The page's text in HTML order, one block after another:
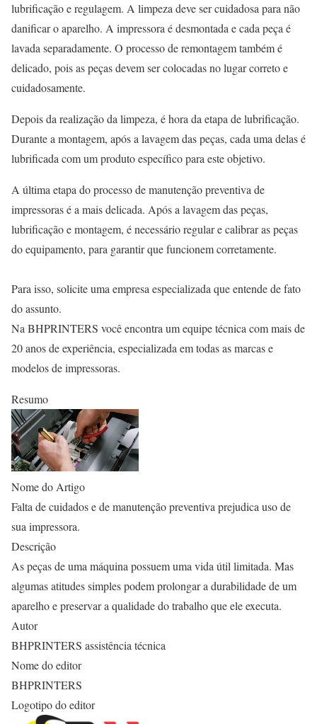
lubrificação e regulagem. A limpeza deve ser cuidadosa para não
danificar o aparelho. A impressora é desmontada e cada peça é
lavada separadamente. O processo de remontagem também é
delicado, pois as peças devem ser colocadas no lugar correto e
cuidadosamente.
Depois da realização da limpeza, é hora da etapa de lubrificação.
Durante a montagem, após a lavagem das peças, cada uma delas é
lubrificada com um produto específico para este objetivo.
A última etapa do processo de manutenção preventiva de
impressoras é a mais delicada. Após a lavagem das peças,
lubrificação e montagem, é necessário regular e calibrar as peças
do equipamento, para garantir que funcionem corretamente.
Para isso, solicite uma empresa especializada que entende de fato
do assunto.
Na BHPRINTERS você encontra um equipe técnica com mais de
20 anos de experiência, especializada em todas as marcas e
modelos de impressoras.
Resumo
Nome do Artigo
Falta de cuidados e de manutenção preventiva prejudica uso de
sua impressora.
Descrição
As peças de uma máquina possuem uma vida útil limitada. Mas
algumas atitudes simples podem prolongar a durabilidade de um
aparelho e preservar a qualidade do trabalho que ele executa.
Autor
BHPRINTERS assistência técnica
Nome do editor
BHPRINTERS
Logotipo do editor